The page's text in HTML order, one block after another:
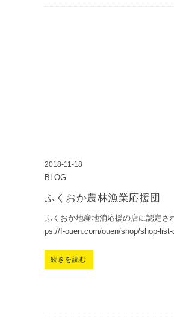
2018-11-18
BLOG
ふくおか農林漁業応援団
ふくおか地産地消応援の店に認定
ps://f-ouen.com/ouen/shop/shop-list-
続きを読む